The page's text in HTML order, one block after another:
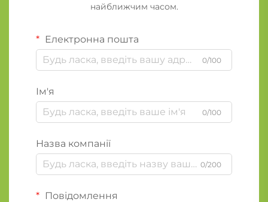
найближчим часом.
Електронна пошта
0/100
Ім'я
0/100
Назва компанії
0/200
Повідомлення